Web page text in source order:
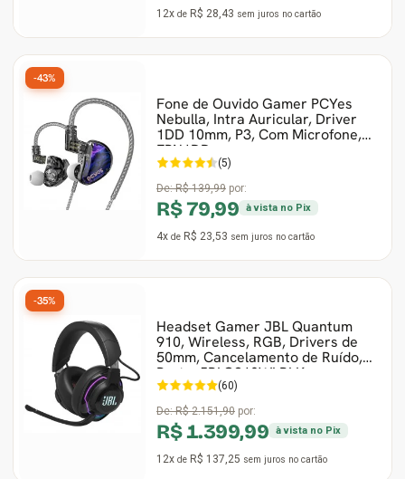
12x de R$ 28,43 sem juros no cartão
Fone de Ouvido Gamer PCYes
Nebulla, Intra Auricular, Driver
1DD 10mm, P3, Com Microfone,
FPN1DD
(5)
De:R$ 139,99 por:
R$ 79,99 à vista no Pix
4x de R$ 23,53 sem juros no cartão
-43%
Headset Gamer JBL Quantum
910, Wireless, RGB, Drivers de
50mm, Cancelamento de Ruído,
Preto, JBLQ910WLBLK
(60)
De:R$ 2.151,90 por:
R$ 1.399,99 à vista no Pix
12x de R$ 137,25 sem juros no cartão
-35%